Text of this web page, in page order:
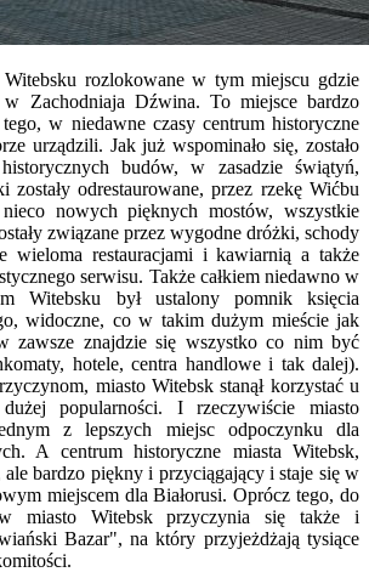
Witebsku rozlokowane w tym miejscu gdzie
Zachodniaja Dźwina. To miejsce bardzo
w niedawne czasy centrum historyczne
urządzili. Jak już wspominało się, zostało
budów, w zasadzie świątyń,
zostały odrestaurowane, przez rzekę Wićbu
nieco nowych pięknych mostów, wszystkie
związane przez wygodne dróżki, schody
wieloma restauracjami i kawiarnią a także
serwisu. Także całkiem niedawno w
Witebsku był ustalony pomnik księcia
widoczne, co w takim dużym mieście jak
zawsze znajdzie się wszystko co nim być
hotele, centra handlowe i tak dalej).
miasto Witebsk stanął korzystać u
popularności. I rzeczywiście miasto
z lepszych miejsc odpoczynku dla
A centrum historyczne miasta Witebsk,
bardzo piękny i przyciągający i staje się w
miejscem dla Białorusi. Oprócz tego, do
miasto Witebsk przyczynia się także i
Bazar", na który przyjeżdżają tysiące